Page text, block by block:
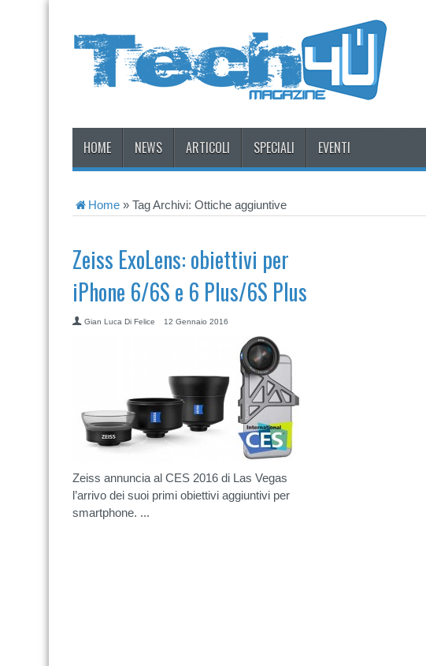
HOME NEWS ARTICOLI SPECIALI EVENTI
Home » Tag Archivi: Ottiche aggiuntive
Zeiss ExoLens: obiettivi per
iPhone 6/6S e 6 Plus/6S Plus
Gian Luca Di Felice 12 Gennaio 2016
Zeiss annuncia al CES 2016 di Las Vegas
l’arrivo dei suoi primi obiettivi aggiuntivi per
smartphone. ...